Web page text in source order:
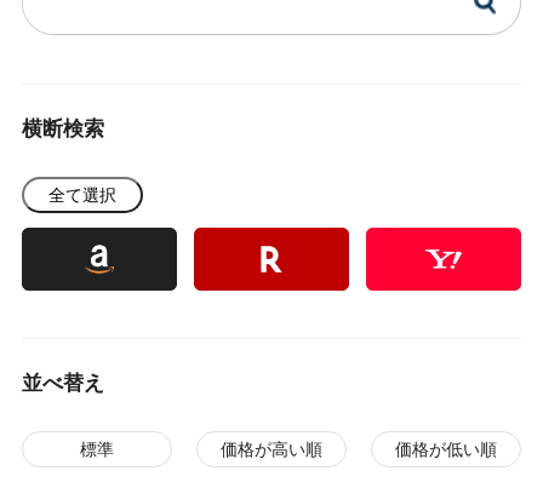
横断検索
全て選択
並べ替え
標準 価格が高い順 価格が低い順